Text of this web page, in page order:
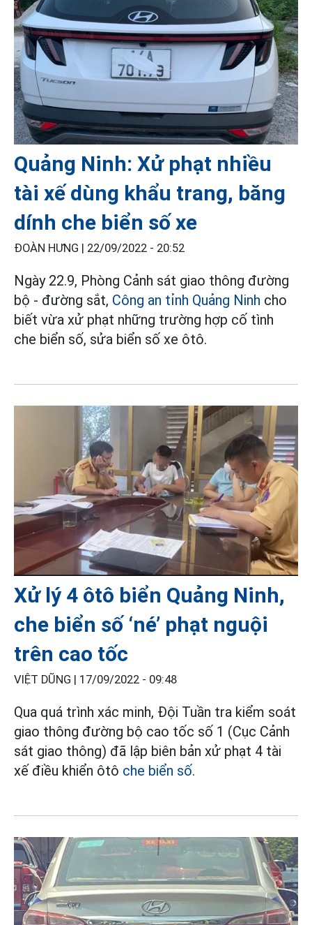
Quảng Ninh: Xử phạt nhiều
tài xế dùng khẩu trang, băng
dính che biển số xe
ĐOÀN HƯNG | 22/09/2022 - 20:52
Ngày 22.9, Phòng Cảnh sát giao thông đường
bộ - đường sắt, Công an tỉnh Quảng Ninh cho
biết vừa xử phạt những trường hợp cố tình
che biển số, sửa biển số xe ôtô.
Xử lý 4 ôtô biển Quảng Ninh,
che biển số ‘né’ phạt nguội
trên cao tốc
VIỆT DŨNG | 17/09/2022 - 09:48
Qua quá trình xác minh, Đội Tuần tra kiểm soát
giao thông đường bộ cao tốc số 1 (Cục Cảnh
sát giao thông) đã lập biên bản xử phạt 4 tài
xế điều khiển ôtô che biển số.